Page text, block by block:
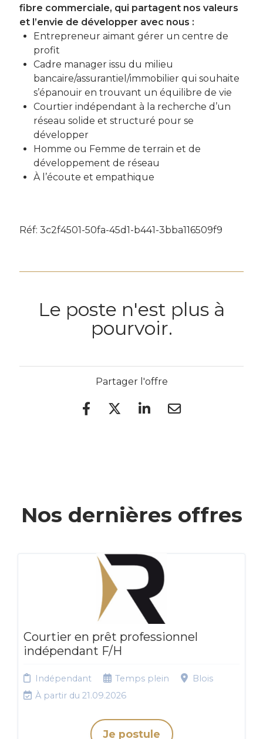
fibre commerciale, qui partagent nos valeurs
et l’envie de développer avec nous :
Entrepreneur aimant gérer un centre de
profit
Cadre manager issu du milieu
bancaire/assurantiel/immobilier qui souhaite
s’épanouir en trouvant un équilibre de vie
Courtier indépendant à la recherche d’un
réseau solide et structuré pour se
développer
Homme ou Femme de terrain et de
développement de réseau
À l’écoute et empathique
Réf: 3c2f4501-50fa-45d1-b441-3bba116509f9
Le poste n'est plus à
pourvoir.
Partager l'offre
Nos dernières offres
Courtier en prêt professionnel
indépendant F/H
Indépendant Temps plein
Blois
À partir du 21.09.2026
Je postule